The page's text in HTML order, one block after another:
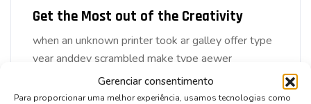
Gerenciar consentimento
Para proporcionar uma melhor experiência, usamos tecnologias como
Get the Most out of the Creativity
when an unknown printer took ar galley offer type
year anddey scrambled make type aewer
specimen book bethas survived not only five when